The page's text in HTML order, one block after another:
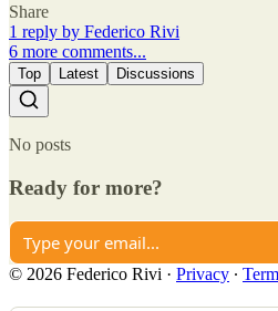
Share
1 reply by Federico Rivi
6 more comments...
Top Latest Discussions
No posts
Ready for more?
© 2026 Federico Rivi · Privacy ∙